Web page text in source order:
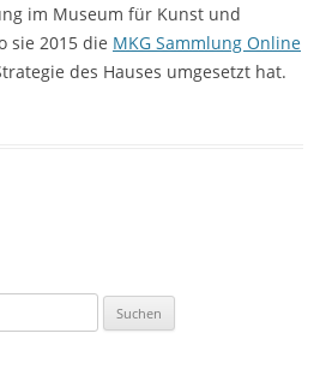
im Museum für Kunst und
sie 2015 die MKG Sammlung Online
des Hauses umgesetzt hat.